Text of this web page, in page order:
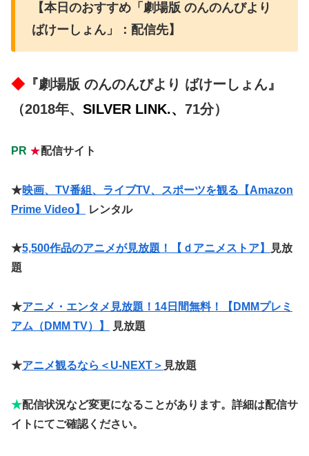
【本日のおすすめ「劇場版 のんのんびより
ばけーしょん」：配信先】
◆『劇場版 のんのんびより ばけーしょん』
（2018年、 SILVER LINK.、 71分）
PR ★配信サイト
★映画、TV番組、ライブTV、スポーツを観る【Amazon
Prime Video】
レンタル
★5,500作品のアニメが見放題！【ｄアニメストア】
見放
題
★アニメ・エンタメ見放題！14日間無料！【DMMプレミ
アム（DMM TV）】
見放題
★アニメ観るなら＜U-NEXT＞ 見放題
★配信状況など変更になることがあります。詳細は配信サ
イトにてご確認ください。